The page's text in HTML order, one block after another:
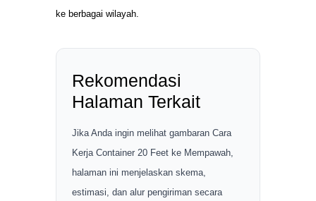
ke berbagai wilayah.
Rekomendasi
Halaman Terkait
Jika Anda ingin melihat gambaran Cara
Kerja Container 20 Feet ke Mempawah,
halaman ini menjelaskan skema,
estimasi, dan alur pengiriman secara